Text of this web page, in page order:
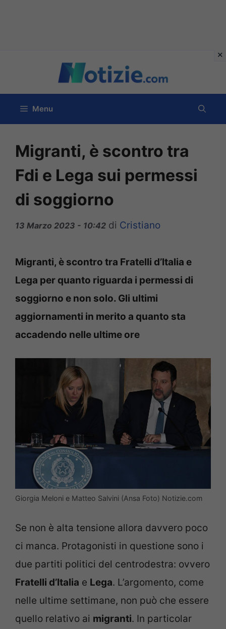
contenuto
Menu
Migranti, è scontro tra
Fdi e Lega sui permessi
di soggiorno
13 Marzo 2023 - 10:42 di Cristiano
Migranti, è scontro tra Fratelli d’Italia e
Lega per quanto riguarda i permessi di
soggiorno e non solo. Gli ultimi
aggiornamenti in merito a quanto sta
accadendo nelle ultime ore
Giorgia Meloni e Matteo Salvini (Ansa Foto) Notizie.com
Se non è alta tensione allora davvero poco
ci manca. Protagonisti in questione sono i
due partiti politici del centrodestra: ovvero
Fratelli d’Italia e Lega. L’argomento, come
nelle ultime settimane, non può che essere
quello relativo ai migranti. In particolar